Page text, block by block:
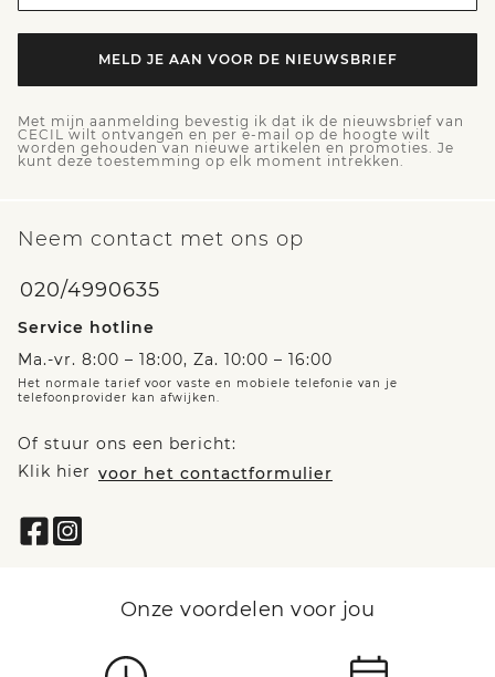
MELD JE AAN VOOR DE NIEUWSBRIEF
Met mijn aanmelding bevestig ik dat ik de nieuwsbrief van
CECIL wilt ontvangen en per e-mail op de hoogte wilt
worden gehouden van nieuwe artikelen en promoties. Je
kunt deze toestemming op elk moment intrekken.
Neem contact met ons op
020/4990635
Service hotline
Ma.-vr. 8:00 – 18:00, Za. 10:00 – 16:00
Het normale tarief voor vaste en mobiele telefonie van je
telefoonprovider kan afwijken.
Of stuur ons een bericht:
Klik hier voor het contactformulier
Onze voordelen voor jou